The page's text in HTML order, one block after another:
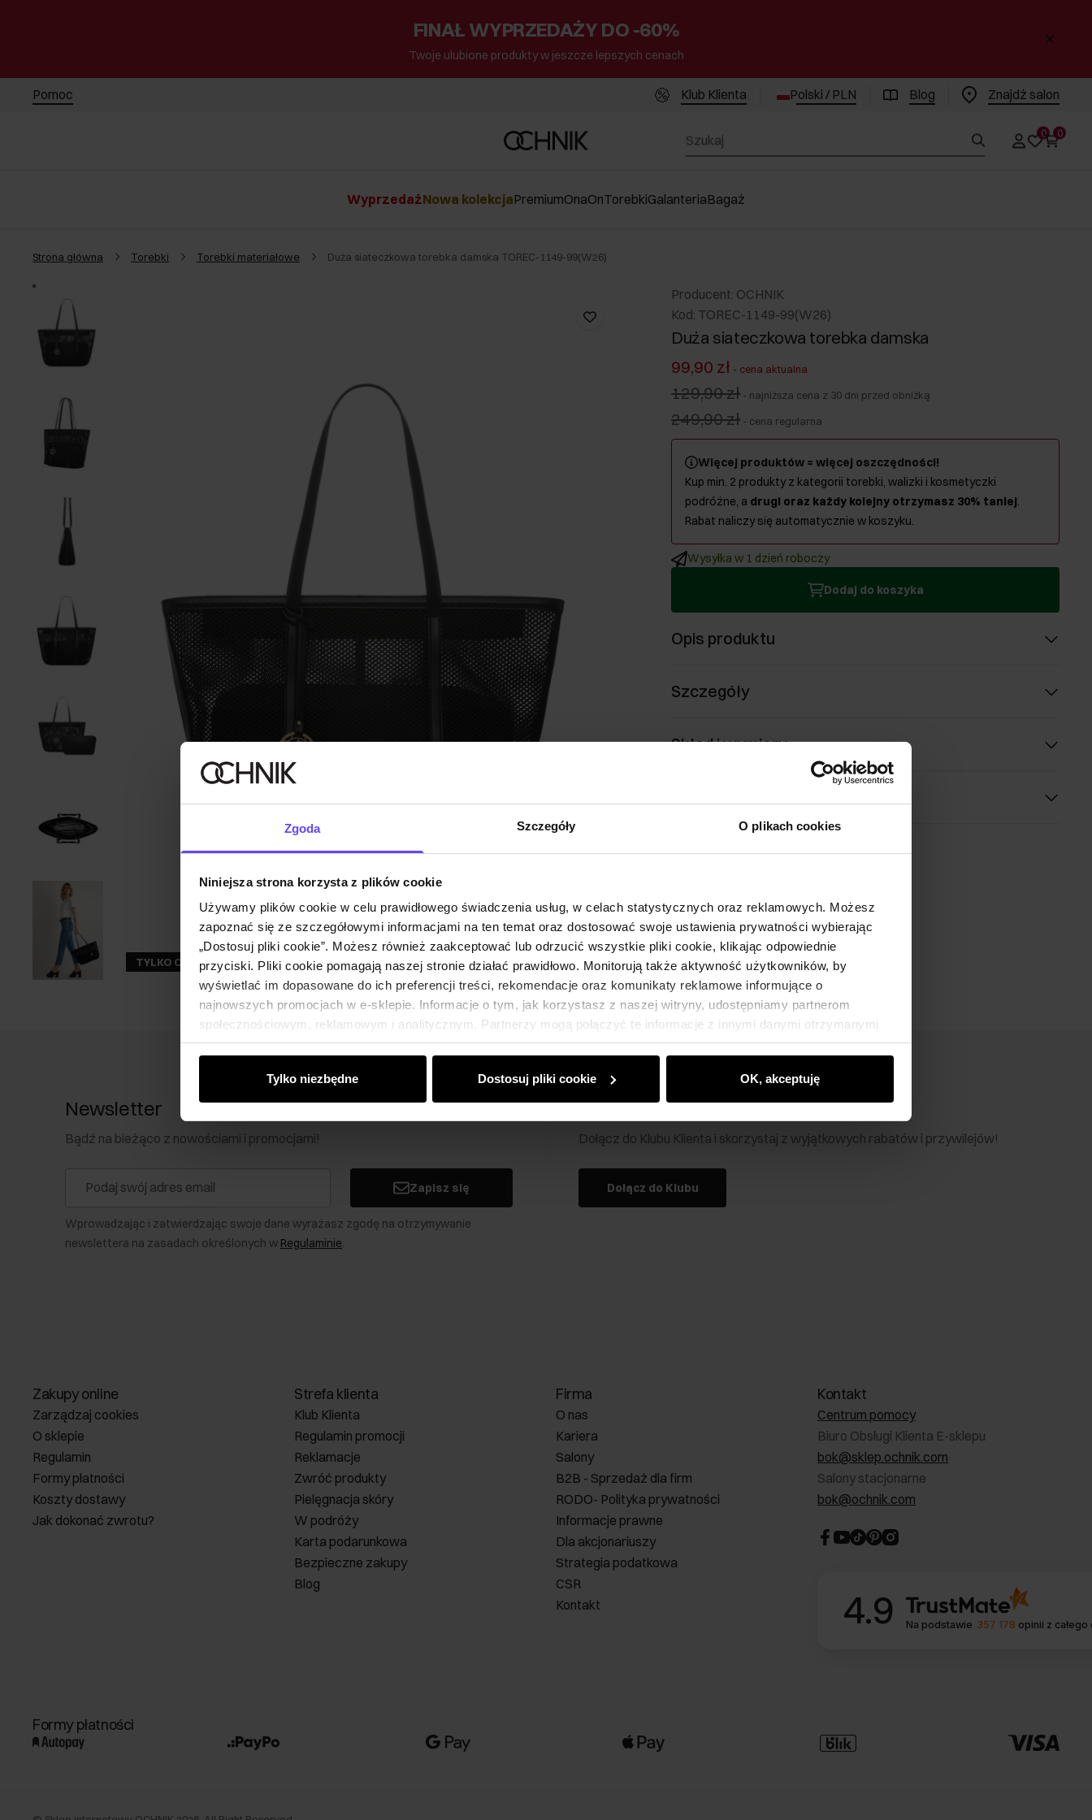
Zgoda Szczegóły O plikach cookies
Niniejsza strona korzysta z plików cookie
Używamy plików cookie w celu prawidłowego świadczenia usług, w celach statystycznych oraz reklamowych. Możesz
zapoznać się ze szczegółowymi informacjami na ten temat oraz dostosować swoje ustawienia prywatności wybierając
„Dostosuj pliki cookie”. Możesz również zaakceptować lub odrzucić wszystkie pliki cookie, klikając odpowiednie
przyciski. Pliki cookie pomagają naszej stronie działać prawidłowo. Monitorują także aktywność użytkowników, by
wyświetlać im dopasowane do ich preferencji treści, rekomendacje oraz komunikaty reklamowe informujące o
najnowszych promocjach w e-sklepie. Informacje o tym, jak korzystasz z naszej witryny, udostępniamy partnerom
społecznościowym, reklamowym i analitycznym. Partnerzy mogą połączyć te informacje z innymi danymi otrzymanymi
od Ciebie lub uzyskanymi podczas korzystania z ich usług.
Tylko niezbędne Dostosuj pliki cookie OK, akceptuję
FINAŁ WYPRZEDAŻY DO -60%
Twoje ulubione produkty w jeszcze lepszych cenach
Pomoc Klub Klienta Polski / PLN Blog Znajdż salon
0 0
WyprzedażNowa kolekcjaPremiumOnaOnTorebkiGalanteriaBagaż
Strona główna Torebki Torebki materiałowe Duża siateczkowa torebka damska TOREC-1149-99(W26)
TYLKO ONLINE ZGARNIJ -30%
Producent: OCHNIK
Kod: TOREC-1149-99(W26)
Duża siateczkowa torebka damska
99,90 zł - cena aktualna
129,90 zł - najniższa cena z 30 dni przed obniżką
249,90 zł - cena regularna
Więcej produktów = więcej oszczędności!
Kup min. 2 produkty z kategorii torebki, walizki i kosmetyczki
podróżne, a drugi oraz każdy kolejny otrzymasz 30% taniej.
Rabat naliczy się automatycznie w koszyku.
Wysyłka w 1 dzień roboczy
Dodaj do koszyka
Opis produktu
Szczegóły
Skład i wymiary
Newsletter
Bądź na bieżąco z nowościami i promocjami!
Zapisz się
Wprowadzając i zatwierdzając swoje dane wyrażasz zgodę na otrzymywanie
newslettera na zasadach określonych w Regulaminie.
Klub Klienta Ochnik
Dołącz do Klubu Klienta i skorzystaj z wyjątkowych rabatów i przywilejów!
Dołącz do Klubu
Zakupy online
Zarządzaj cookies
O sklepie
Regulamin
Formy płatności
Koszty dostawy
Jak dokonać zwrotu?
Strefa klienta
Klub Klienta
Regulamin promocji
Reklamacje
Zwróć produkty
Pielęgnacja skóry
W podróży
Karta podarunkowa
Bezpieczne zakupy
Blog
Firma
O nas
Kariera
Salony
B2B - Sprzedaż dla firm
RODO- Polityka prywatności
Informacje prawne
Dla akcjonariuszy
Strategia podatkowa
CSR
Kontakt
Kontakt
Centrum pomocy
Biuro Obsługi Klienta E-sklepu
bok@sklep.ochnik.com
Salony stacjonarne
bok@ochnik.com
4.9 Na podstawie 357 178 opinii z
Formy płatności